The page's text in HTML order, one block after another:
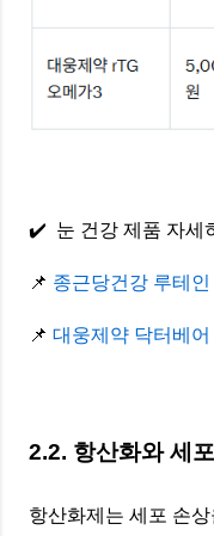
✔️ 눈 건강 제품 자세
📌 종근당건강 루테인
📌 대웅제약 닥터베
2.2. 항산화와 세
항산화제는 세포 손